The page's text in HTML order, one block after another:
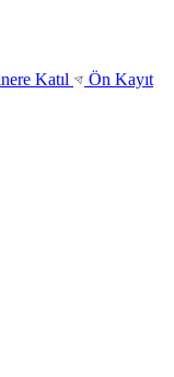
Katıl
Ön Kayıt